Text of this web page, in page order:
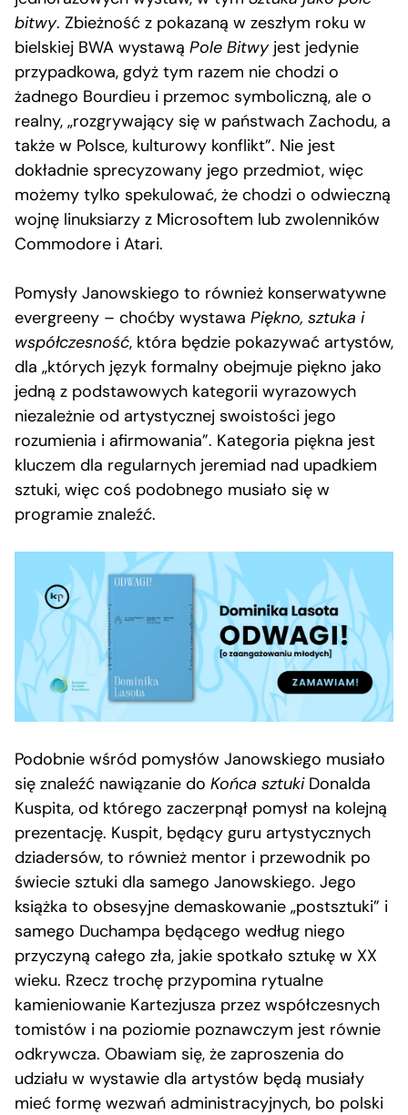
bitwy. Zbieżność z pokazaną w zeszłym roku w
bielskiej BWA wystawą Pole Bitwy jest jedynie
przypadkowa, gdyż tym razem nie chodzi o
żadnego Bourdieu i przemoc symboliczną, ale o
realny, „rozgrywający się w państwach Zachodu, a
także w Polsce, kulturowy konflikt”. Nie jest
dokładnie sprecyzowany jego przedmiot, więc
możemy tylko spekulować, że chodzi o odwieczną
wojnę linuksiarzy z Microsoftem lub zwolenników
Commodore i Atari.
Pomysły Janowskiego to również konserwatywne
evergreeny – choćby wystawa Piękno, sztuka i
współczesność, która będzie pokazywać artystów,
dla „których język formalny obejmuje piękno jako
jedną z podstawowych kategorii wyrazowych
niezależnie od artystycznej swoistości jego
rozumienia i afirmowania”. Kategoria piękna jest
kluczem dla regularnych jeremiad nad upadkiem
sztuki, więc coś podobnego musiało się w
programie znaleźć.
Podobnie wśród pomysłów Janowskiego musiało
się znaleźć nawiązanie do Końca sztukiDonalda
Kuspita, od którego zaczerpnął pomysł na kolejną
prezentację. Kuspit, będący guru artystycznych
dziadersów, to również mentor i przewodnik po
świecie sztuki dla samego Janowskiego. Jego
książka to obsesyjne demaskowanie „postsztuki” i
samego Duchampa będącego według niego
przyczyną całego zła, jakie spotkało sztukę w XX
wieku. Rzecz trochę przypomina rytualne
kamieniowanie Kartezjusza przez współczesnych
tomistów i na poziomie poznawczym jest równie
odkrywcza. Obawiam się, że zaproszenia do
udziału w wystawie dla artystów będą musiały
mieć formę wezwań administracyjnych, bo polski